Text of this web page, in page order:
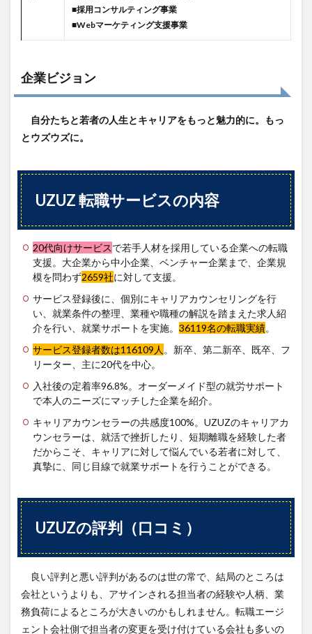
■採用コンサルティング事業
■Webマーケティング支援事業
企業ビジョン
自分たちと若者の人生とキャリアをもっと魅力的に。
もっ
とウズウズに。
UZUZ 転職サービスの内容
20代向けサービスで若手人材を採用している企業への転職
支援。大企業から中小企業、ベンチャー企業まで、企業規
模を問わず2659社に対して支援。
サービス登録後に、個別にキャリアカウンセリングを行
い、就業条件の整理、業種や職種の解説を踏まえた求人紹
介を行い、就業サポートを実施。 36119名の転職実績。
サービス登録者数は116109人 。新卒、第二新卒、既卒、フ
リーター、主に20代を中心。
入社後の定着率96.8%。オーダーメイド型の就労サポート
で本人のニーズにマッチした企業を紹介。
キャリアカウンセラーの共感度100%。UZUZのキャリアカ
ウンセラーは、就活で挫折したり、短期離職を経験した者
だからこそ、キャリアに対して悩んでいる若者に対して、
真摯に、同じ目線で就業サポートを行うことができる。
UZUZの評判（口コミ）
良い評判と悪い評判があるのは世の常で、結局のところは
会社というよりも、アサインされる担当者の経験や人柄、業
務負荷によるところが大きいのかもしれません。転職エージ
ェント会社側で担当者の変更を受け付けている会社も多いの